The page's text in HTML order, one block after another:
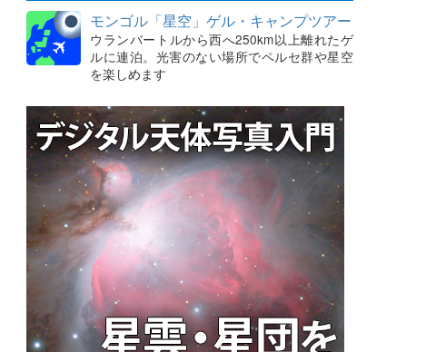
モンゴル「星空」ゲル・キャンプツアー
ウランバートルから西へ250km以上離れたゲ
ルに連泊。光害のない場所でペルセ群や星空
を楽しめます